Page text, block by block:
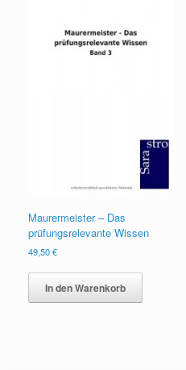
Maurermeister – Das
prüfungsrelevante Wissen
49,50€
In den Warenkorb